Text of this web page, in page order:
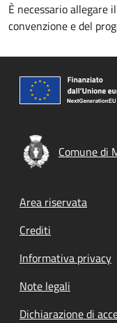
È necessario allegare
convenzione e del
Comune di
Footer
Area riservata
Crediti
Informativa privacy
Note legali
Dichiarazione di